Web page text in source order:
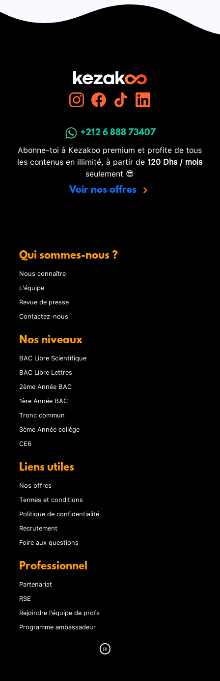
+212 6 888 73407
Abonne-toi à Kezakoo premium et profite de tous
les contenus en illimité, à partir de 120 Dhs / mois
seulement 😎
Voir nos offres
Qui sommes-nous ?
Nous connaître
L'équipe
Revue de presse
Contactez-nous
Nos niveaux
BAC Libre Scientifique
BAC Libre Lettres
2ème Année BAC
1ère Année BAC
Tronc commun
3ème Année collège
CE6
Liens utiles
Nos offres
Termes et conditions
Politique de confidentialité
Recrutement
Foire aux questions
Professionnel
Partenariat
RSE
Rejoindre l'équipe de profs
Programme ambassadeur